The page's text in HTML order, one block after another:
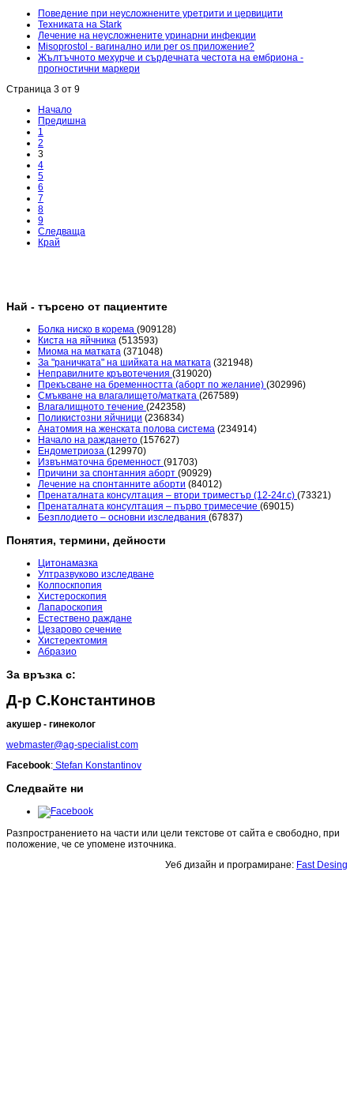
Поведение при неусложнените уретрити и цервицити
Техниката на Stark
Лечение на неусложнените уринарни инфекции
Misoprostol - вагинално или per os приложение?
Жълтъчното мехурче и сърдечната честота на ембриона -
прогностични маркери
Страница 3 от 9
Начало
Предишна
1
2
3
4
5
6
7
8
9
Следваща
Край
Най - търсено от пациентите
Болка ниско в корема (909128)
Киста на яйчника (513593)
Миома на матката (371048)
За "раничката" на шийката на матката (321948)
Неправилните кръвотечения (319020)
Прекъсване на бременността (аборт по желание) (302996)
Смъкване на влагалището/матката (267589)
Влагалищното течение (242358)
Поликистозни яйчници (236834)
Анатомия на женската полова система (234914)
Начало на раждането (157627)
Ендометриоза (129970)
Извънматочна бременност (91703)
Причини за спонтанния аборт (90929)
Лечение на спонтанните аборти (84012)
Пренаталната консултация – втори триместър (12-24г.с) (73321)
Пренаталната консултация – първо тримесечие (69015)
Безплодието – основни изследвания (67837)
Понятия, термини, дейности
Цитонамазка
Ултразвуково изследване
Колпоскпопия
Хистероскопия
Лапароскопия
Естествено раждане
Цезарово сечение
Хистеректомия
Абразио
За връзка с:
Д-р С.Константинов
акушер - гинеколог
webmaster@ag-specialist.com
Facebook: Stefan Konstantinov
Следвайте ни
Разпространението на части или цели текстове от сайта е свободно, при
положение, че се упомене източника.
Уеб дизайн и програмиране: Fast Desing